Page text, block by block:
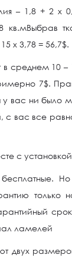
– 1,8 + 2 х
кв.мВыбрав
х 3,78 = 56,7$.
среднем 10
7$.
у вас ни было
вас все
с установкой
только
ламелей
двух